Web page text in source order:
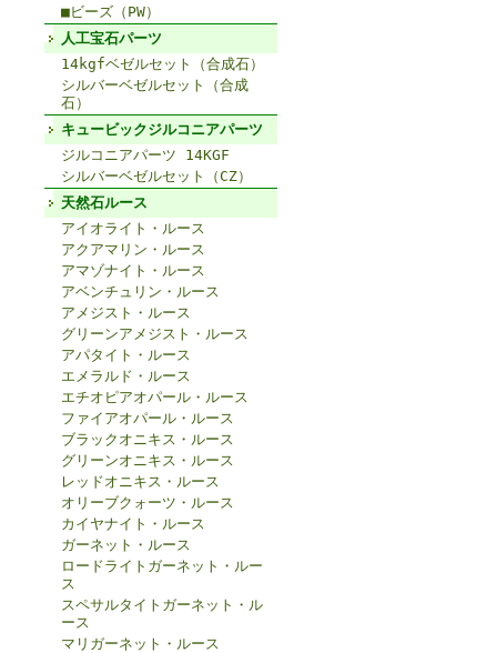
■ビーズ（PW）
人工宝石パーツ
14kgfベゼルセット（合成石）
シルバーベゼルセット（合成
石）
キュービックジルコニアパーツ
ジルコニアパーツ 14KGF
シルバーベゼルセット（CZ）
天然石ルース
アイオライト・ルース
アクアマリン・ルース
アマゾナイト・ルース
アベンチュリン・ルース
アメジスト・ルース
グリーンアメジスト・ルース
アパタイト・ルース
エメラルド・ルース
エチオピアオパール・ルース
ファイアオパール・ルース
ブラックオニキス・ルース
グリーンオニキス・ルース
レッドオニキス・ルース
オリーブクォーツ・ルース
カイヤナイト・ルース
ガーネット・ルース
ロードライトガーネット・ルー
ス
スペサルタイトガーネット・ル
ース
マリガーネット・ルース